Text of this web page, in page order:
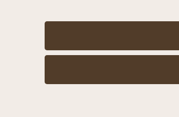
Контакты